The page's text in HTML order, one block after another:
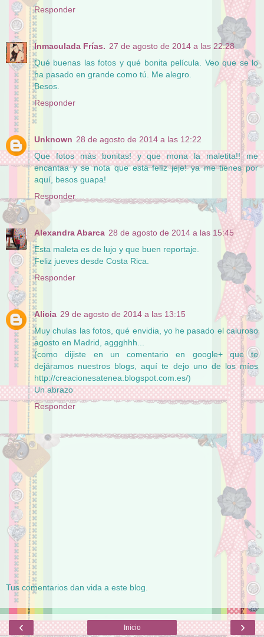
Responder
Inmaculada Frías. 27 de agosto de 2014 a las 22:28
Qué buenas las fotos y qué bonita película. Veo que se lo
ha pasado en grande como tú. Me alegro.
Besos.
Responder
Unknown 28 de agosto de 2014 a las 12:22
Que fotos más bonitas! y que mona la maletita!! me
encantaa y se nota que está felíz jeje! ya me tienes por
aquí, besos guapa!
Responder
Alexandra Abarca 28 de agosto de 2014 a las 15:45
Esta maleta es de lujo y que buen reportaje.
Feliz jueves desde Costa Rica.
Responder
Alicia 29 de agosto de 2014 a las 13:15
Muy chulas las fotos, qué envidia, yo he pasado el caluroso
agosto en Madrid, aggghhh...
(como dijiste en un comentario en google+ que te
dejáramos nuestros blogs, aquí te dejo uno de los míos
http://creacionesatenea.blogspot.com.es/)
Un abrazo
Responder
Tus comentarios dan vida a este blog.
‹ ›
Inicio